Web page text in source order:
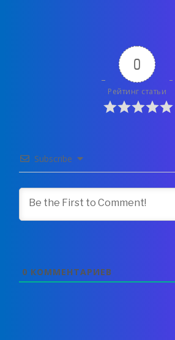
0
Рейтинг статьи
Subscribe
0 КОММЕНТАРИЕВ